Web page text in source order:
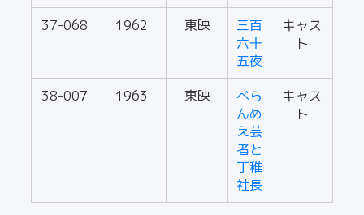
37-068 1962 東映
三百
六十
五夜
キャス
ト
38-007 1963 東映
べら
んめ
え芸
者と
丁稚
社長
キャス
ト